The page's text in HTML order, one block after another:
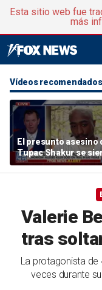
Esta sitio web fue
más
Vídeos recomendados
El presunto asesino
Tupac Shakur se
en el banquillo en
Vegas
Valerie
tras
La protagonista de
veces durante